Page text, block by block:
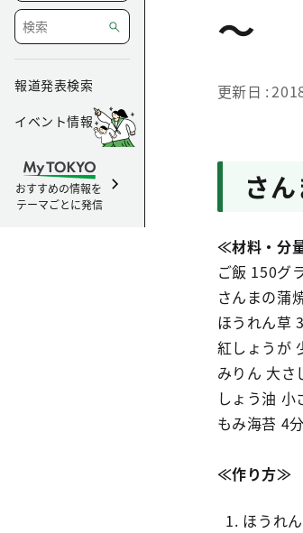
報道発表検索
イベント情報
おすすめの情報を
テーマごとに発信
～
更新日
さ
≪材料・分
ご飯 150グ
さんまの蒲
ほうれん草
紅しょうが
みりん 大さ
しょう油 小
もみ海苔 4
≪作り方≫
ほうれ